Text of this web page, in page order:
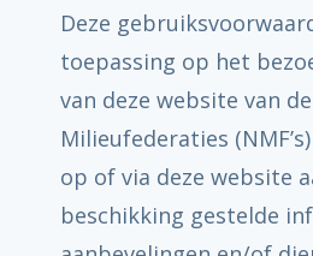
Deze
toepassing op het
van deze website van
Milieufederaties
op of via deze website
beschikking gestelde